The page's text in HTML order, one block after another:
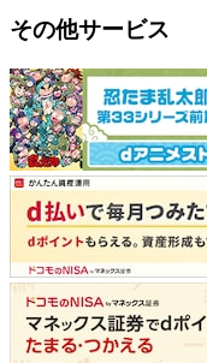
その他サービス